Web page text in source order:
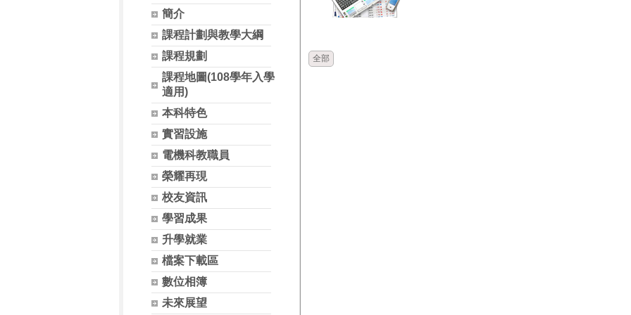
簡介
課程計劃與教學大綱
課程規劃
課程地圖(108學年入學
適用)
本科特色
實習設施
電機科教職員
榮耀再現
校友資訊
學習成果
升學就業
檔案下載區
數位相簿
未來展望
全部